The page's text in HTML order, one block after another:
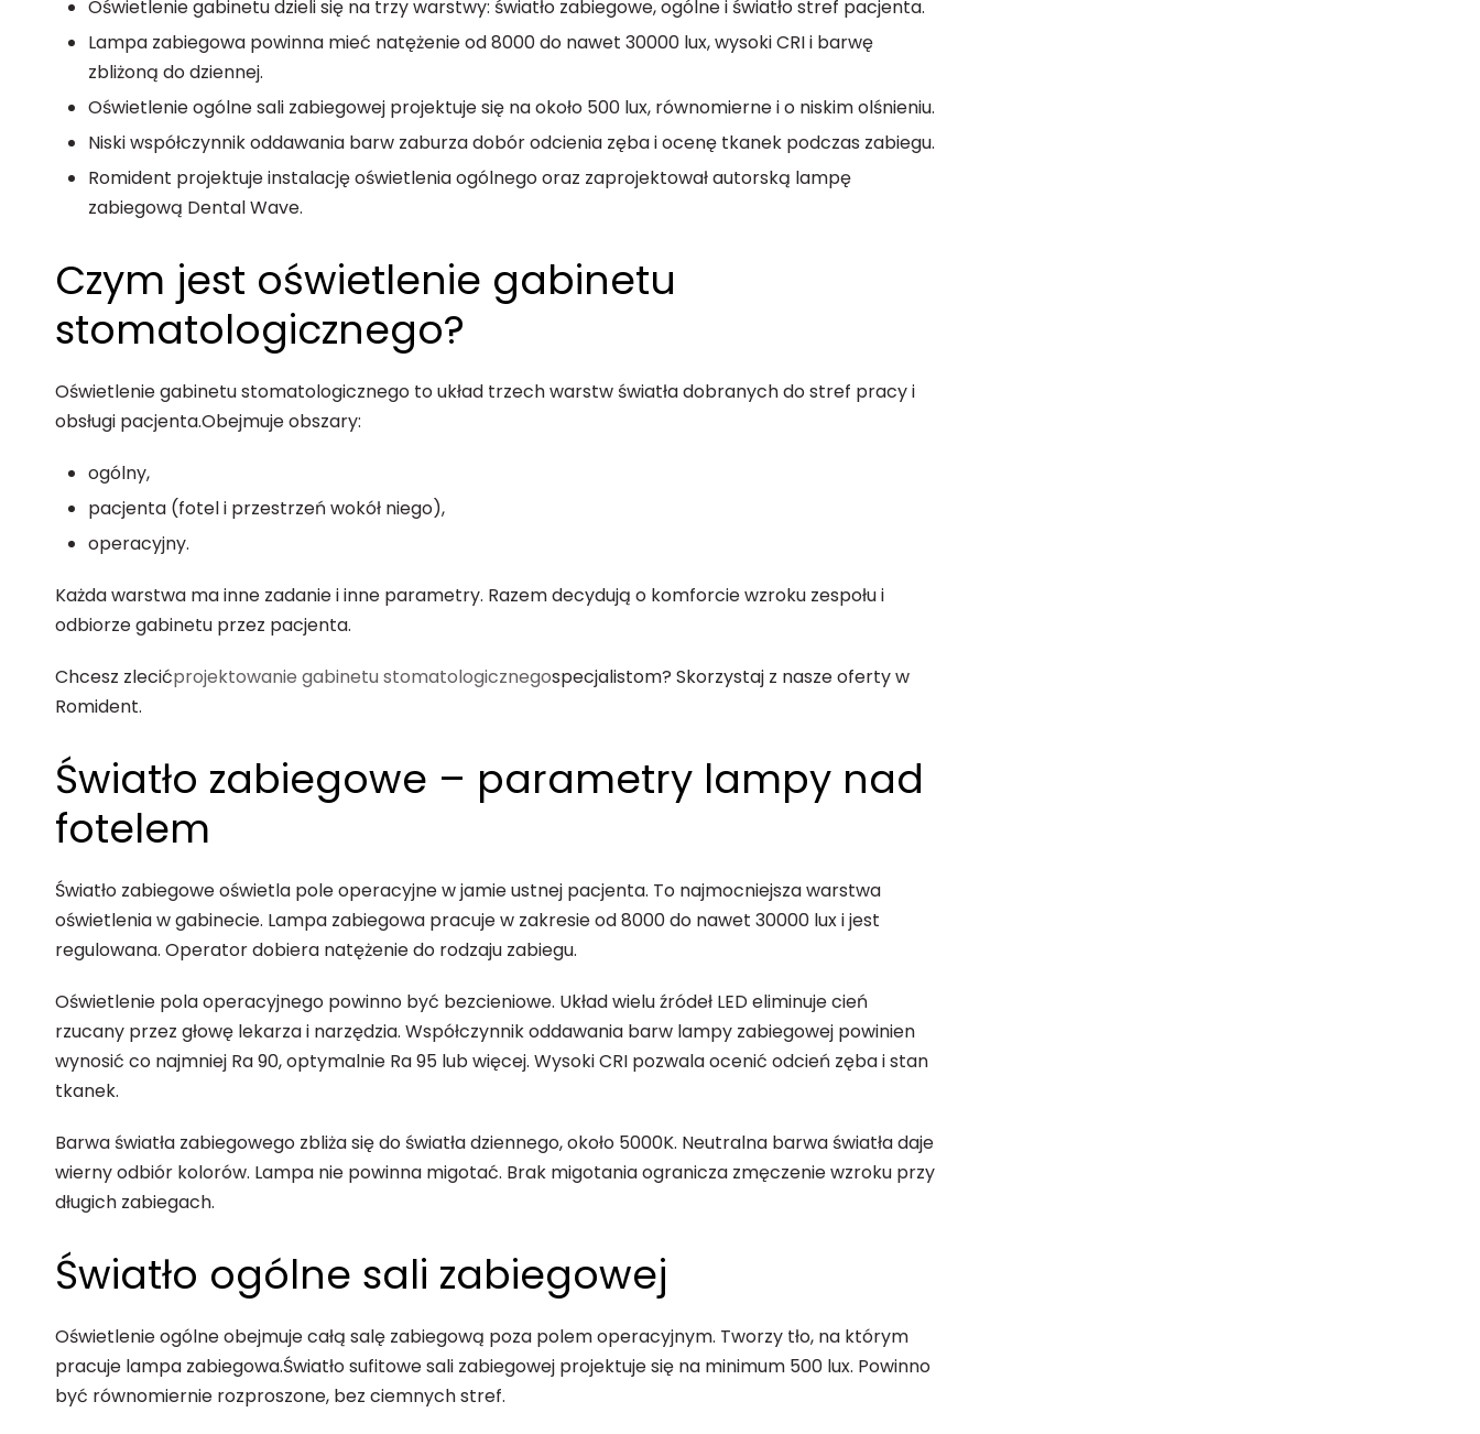
Oświetlenie gabinetu dzieli się na trzy warstwy: światło zabiegowe, ogólne i światło stref pacjenta.
Lampa zabiegowa powinna mieć natężenie od 8000 do nawet 30000 lux, wysoki CRI i barwę
zbliżoną do dziennej.
Oświetlenie ogólne sali zabiegowej projektuje się na około 500 lux, równomierne i o niskim olśnieniu.
Niski współczynnik oddawania barw zaburza dobór odcienia zęba i ocenę tkanek podczas zabiegu.
Romident projektuje instalację oświetlenia ogólnego oraz zaprojektował autorską lampę
zabiegową Dental Wave.
Czym jest oświetlenie gabinetu
stomatologicznego?
Oświetlenie gabinetu stomatologicznego to układ trzech warstw światła dobranych do stref pracy i
obsługi pacjenta.Obejmuje obszary:
ogólny,
pacjenta (fotel i przestrzeń wokół niego),
operacyjny.
Każda warstwa ma inne zadanie i inne parametry. Razem decydują o komforcie wzroku zespołu i
odbiorze gabinetu przez pacjenta.
Chcesz zlecićprojektowanie gabinetu stomatologicznegospecjalistom? Skorzystaj z nasze oferty w
Romident.
Światło zabiegowe – parametry lampy nad
fotelem
Światło zabiegowe oświetla pole operacyjne w jamie ustnej pacjenta. To najmocniejsza warstwa
oświetlenia w gabinecie. Lampa zabiegowa pracuje w zakresie od 8000 do nawet 30000 lux i jest
regulowana. Operator dobiera natężenie do rodzaju zabiegu.
Oświetlenie pola operacyjnego powinno być bezcieniowe. Układ wielu źródeł LED eliminuje cień
rzucany przez głowę lekarza i narzędzia. Współczynnik oddawania barw lampy zabiegowej powinien
wynosić co najmniej Ra 90, optymalnie Ra 95 lub więcej. Wysoki CRI pozwala ocenić odcień zęba i stan
tkanek.
Barwa światła zabiegowego zbliża się do światła dziennego, około 5000K. Neutralna barwa światła daje
wierny odbiór kolorów. Lampa nie powinna migotać. Brak migotania ogranicza zmęczenie wzroku przy
długich zabiegach.
Światło ogólne sali zabiegowej
Oświetlenie ogólne obejmuje całą salę zabiegową poza polem operacyjnym. Tworzy tło, na którym
pracuje lampa zabiegowa.Światło sufitowe sali zabiegowej projektuje się na minimum 500 lux. Powinno
być równomiernie rozproszone, bez ciemnych stref.